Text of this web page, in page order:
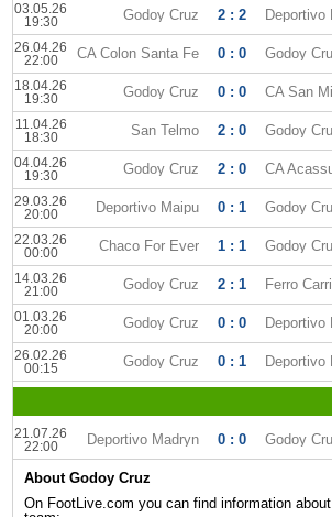
03.05.26
19:30
Godoy Cruz 2 : 2 Deportivo
26.04.26
22:00
CA Colon Santa Fe 0 : 0 Godoy
18.04.26
19:30
Godoy Cruz 0 : 0 CA San
11.04.26
18:30
San Telmo 2 : 0 Godoy
04.04.26
19:30
Godoy Cruz 2 : 0 CA
29.03.26
20:00
Deportivo Maipu 0 : 1 Godoy
22.03.26
00:00
Chaco For Ever 1 : 1 Godoy
14.03.26
21:00
Godoy Cruz 2 : 1 Ferro
01.03.26
20:00
Godoy Cruz 0 : 0 Deportivo
26.02.26
00:15
Godoy Cruz 0 : 1 Deportivo
21.07.26
22:00
Deportivo Madryn 0 : 0 Godoy
About Godoy Cruz
On FootLive.com you can find information